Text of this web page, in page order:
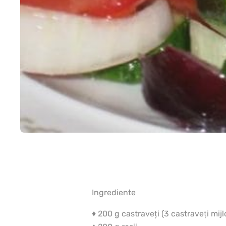
Ingrediente
♦ 200 g castraveţi (3 castraveţi